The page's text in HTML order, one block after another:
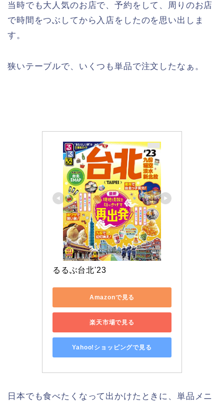
当時でも大人気のお店で、予約をして、周りのお店
で時間をつぶしてから入店をしたのを思い出しま
す。
狭いテーブルで、いくつも単品で注文したなぁ。
るるぶ台北'23
Amazonで見る
楽天市場で見る
Yahoo!ショッピングで見る
日本でも食べたくなって出かけたときに、単品メニ